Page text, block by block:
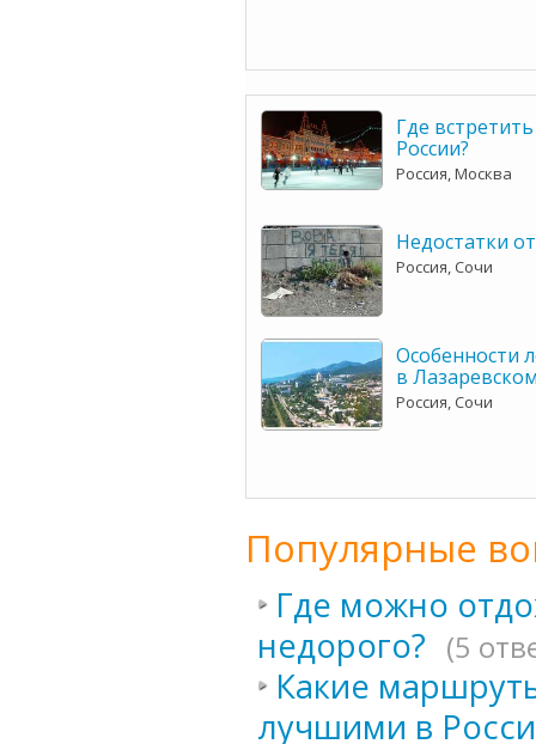
Где
России?
Россия, Москва
Недостатки
Россия, Сочи
Особенности
в
Россия, Сочи
Популярные
Где можно
недорого? (5
Какие
лучшими в